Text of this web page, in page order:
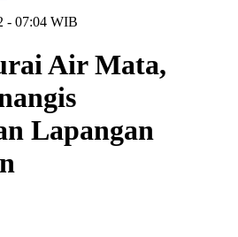
- 07:04 WIB
Air Mata,
Lapangan